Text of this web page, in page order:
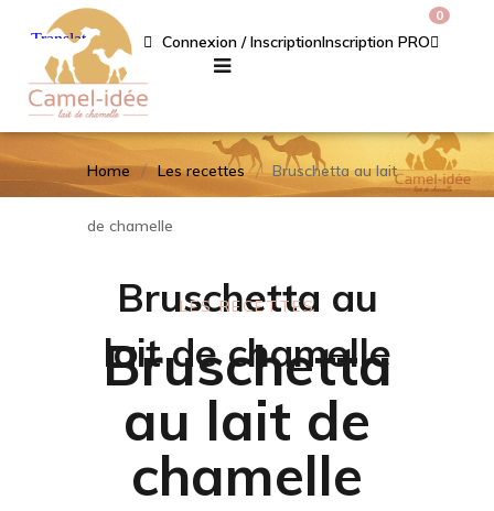
Connexion / InscriptionInscription PRO
0
Home Les recettes Bruschetta au lait
de chamelle
Bruschetta au
lait de chamelle
LES RECETTES
Bruschetta
au lait de
chamelle